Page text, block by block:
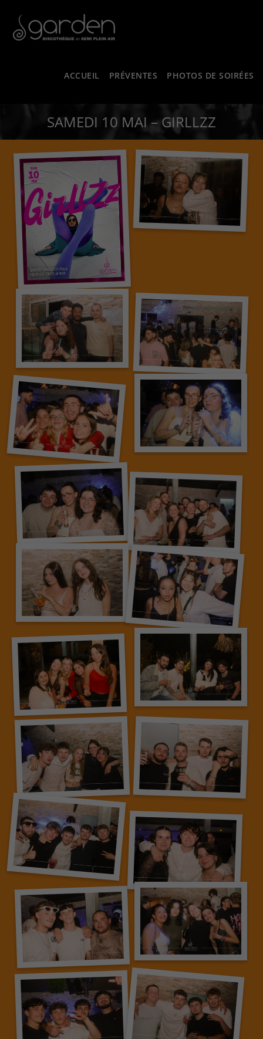
ACCUEIL PRÉVENTES PHOTOS DE SOIRÉES
SAMEDI 10 MAI – GIRLLZZ